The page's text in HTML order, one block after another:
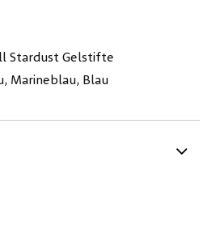
Stardust Gelstifte
Marineblau, Blau